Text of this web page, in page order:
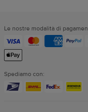
social
Le nostre modalità di
Spediamo con: